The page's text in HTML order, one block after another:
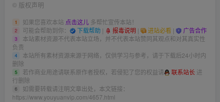
© 版权声明
1 如果您喜欢本站 点击这儿 多帮忙宣传本站！
2 可能会帮助到你： 下载帮助 | 报毒说明 | 进站必看 | 广告合作
3
本站素材资源不代表本站立场，并不代表本站赞同其观点和对其真实性
负责
4
本站所有素材资源来源于网络，仅供学习与参考，请于下载后24小时内
删除
5 若作商业用途请联系原作者授权，若侵犯了您的权益请 联系站长 进
行删除
6
如需要转载请注明文章出处，本文链接：
https://www.youyuanvip.com/4657.html